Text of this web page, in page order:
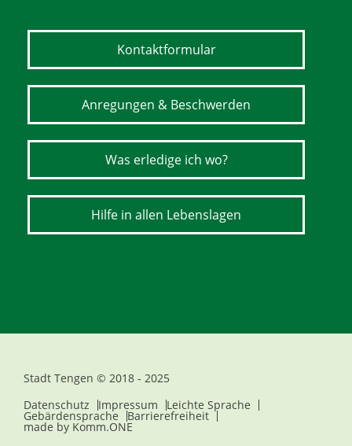
Kontaktformular
Anregungen & Beschwerden
Was erledige ich wo?
Hilfe in allen Lebenslagen
Stadt Tengen © 2018 - 2025
Datenschutz
Impressum Leichte Sprache
Gebärdensprache Barrierefreiheit
made by Komm.ONE